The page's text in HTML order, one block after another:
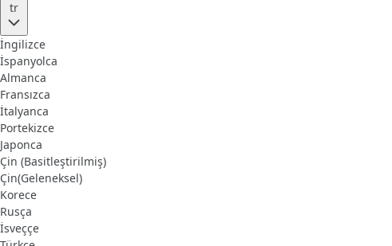
tr
İngilizce
İspanyolca
Almanca
Fransızca
İtalyanca
Portekizce
Japonca
Çin (Basitleştirilmiş)
Çin(Geleneksel)
Korece
Rusça
İsveççe